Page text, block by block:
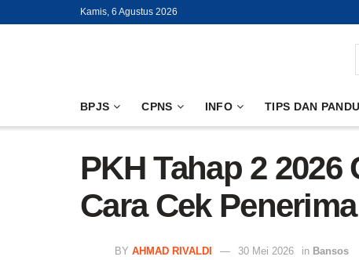
Kamis, 6 Agustus 2026
BPJS CPNS INFO TIPS DAN
PKH Tahap 2
Cara Cek
BY AHMAD RIVALDI 30 Mei 2026 in Bansos